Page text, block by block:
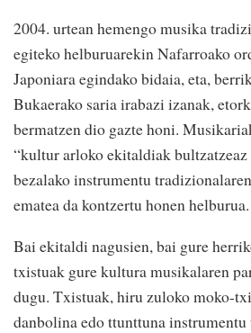
2004. urtean hemengo musika
egiteko helburuarekin Nafarroako
Japoniara egindako bidaia, eta,
Bukaerako saria irabazi izanak,
bermatzen dio gazte honi.
“kultur arloko ekitaldiak
bezalako instrumentu
ematea da kontzertu honen helburua.
Bai ekitaldi nagusien, bai gure
txistuak gure kultura musikalaren
dugu. Txistuak, hiru zuloko moko-
danbolina edo ttunttuna